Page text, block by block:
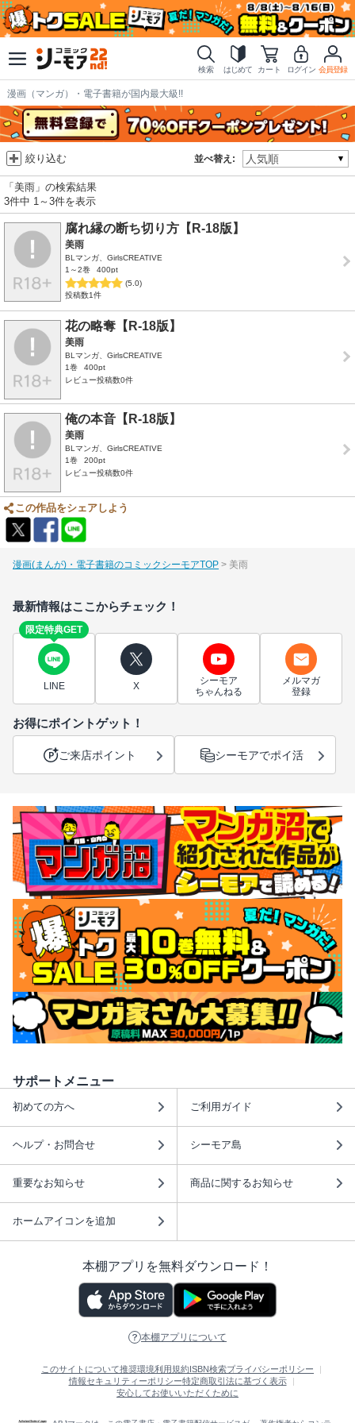
検索 はじめて カート ログイン 会員登録
漫画（マンガ）・電子書籍が国内最大級!!
並べ替え:
絞り込む
「美雨」の検索結果
3件中 1～3件を表示
腐れ縁の断ち切り方【R-18版】
美雨
BLマンガ、GirlsCREATIVE
1～2巻
400pt
(5.0)
投稿数1件
花の略奪【R-18版】
美雨
BLマンガ、GirlsCREATIVE
1巻
400pt
レビュー投稿数0件
俺の本音【R-18版】
美雨
BLマンガ、GirlsCREATIVE
1巻
200pt
レビュー投稿数0件
この作品をシェアしよう
漫画(まんが)・電子書籍のコミックシーモアTOP 美雨
最新情報はここからチェック！
限定特典GET
LINE X
シーモア
ちゃんねる
メルマガ
登録
お得にポイントゲット！
ご来店ポイント シーモアでポイ活
サポートメニュー
初めての方へ ご利用ガイド
ヘルプ・お問合せ シーモア島
重要なお知らせ 商品に関するお知らせ
ホームアイコンを追加
本棚アプリを無料ダウンロード！
本棚アプリについて
このサイトについて推奨環境利用規約 ISBN検索プライバシーポリシー
情報セキュリティーポリシー特定商取引法に基づく表示
安心してお使いいただくために